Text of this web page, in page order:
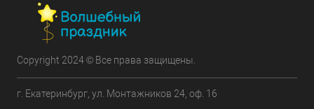
Copyright 2024 © Все права защищены.
г. Екатеринбург, ул. Монтажников 24, оф. 16